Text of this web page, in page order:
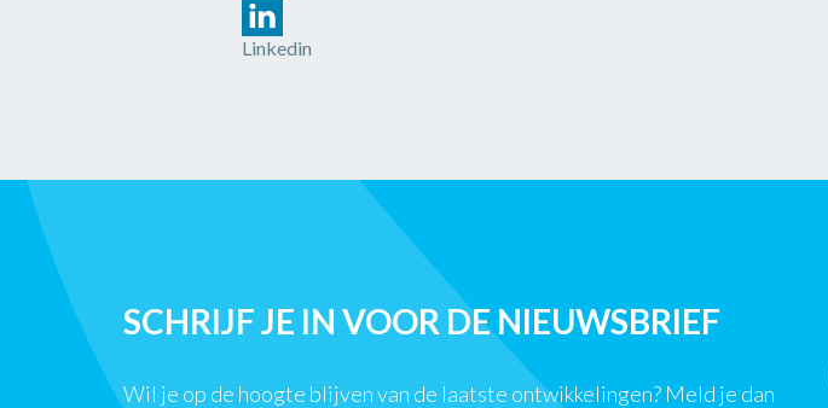
Linkedin
SCHRIJF JE IN VOOR DE NIEUWSBRIEF
Wil je op de hoogte blijven van de laatste ontwikkelingen? Meld je dan